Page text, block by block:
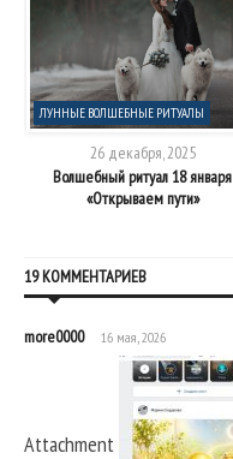
ЛУННЫЕ ВОЛШЕБНЫЕ РИТУАЛЫ
26 декабря, 2025
Волшебный ритуал 18 января
«Открываем пути»
19 КОММЕНТАРИЕВ
more0000 16 мая, 2026
Attachment